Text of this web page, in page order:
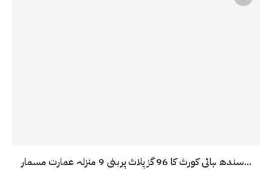
سندھ ہائی کورٹ کا 96 گز پلاٹ پربنی 9 منزلہ عمارت مسمار...